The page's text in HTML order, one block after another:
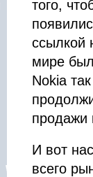
того,
ссылкой
мире
Nokia
продажи
И вот
всего